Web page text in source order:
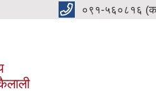
०९१-५६०८१६